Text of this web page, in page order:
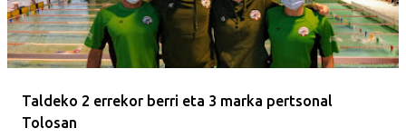
Taldeko 2 errekor berri eta 3 marka pertsonal
Tolosan